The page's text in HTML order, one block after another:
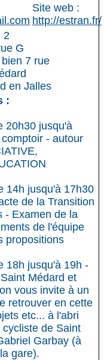
Site web :
http://estran.fr/
2
G
7 rue
en Jalles
:
20h30 jusqu'à
- autour
14h jusqu'à 17h30
de la Transition
- Examen de la
de l'équipe
propositions
18h jusqu'à 19h -
Médard et
vous invite à un
retrouver en cette
etc... à l'abri
de Saint
Garbay (à
gare).